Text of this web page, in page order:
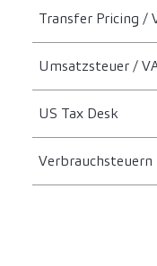
Transfer Pricing /
Umsatzsteuer /
US Tax Desk
Verbrauchsteuern